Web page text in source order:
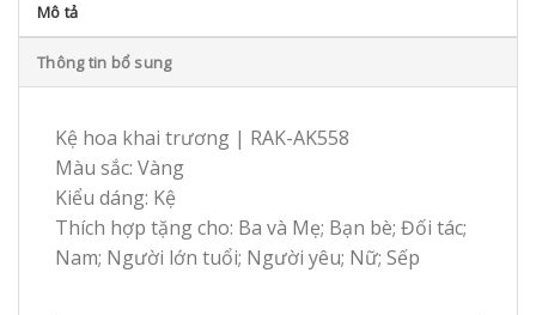
Mô tả
Thông tin bổ sung
Kệ hoa khai trương | RAK-AK558
Màu sắc: Vàng
Kiểu dáng: Kệ
Thích hợp tặng cho: Ba và Mẹ; Bạn bè; Đối tác;
Nam; Người lớn tuổi; Người yêu; Nữ; Sếp